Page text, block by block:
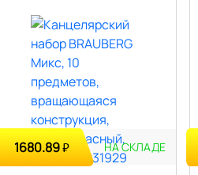
1680.89₽ НА СКЛАДЕ